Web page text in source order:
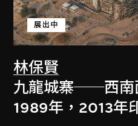
林保賢
展出中
九龍城寨──西南
1989年，2013年